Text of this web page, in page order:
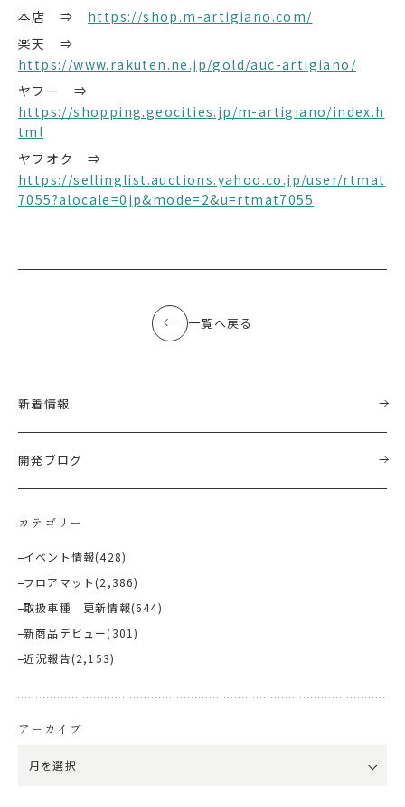
本店 ⇒ https://shop.m-artigiano.com/
楽天 ⇒
https://www.rakuten.ne.jp/gold/auc-artigiano/
ヤフー ⇒
https://shopping.geocities.jp/m-artigiano/index.h
tml
ヤフオク ⇒
https://sellinglist.auctions.yahoo.co.jp/user/rtmat
7055?alocale=0jp&mode=2&u=rtmat7055
一覧へ戻る
新着情報
開発ブログ
カテゴリー
イベント情報(428)
フロアマット (2,386)
取扱車種 更新情報(644)
新商品デビュー(301)
近況報告(2,153)
アーカイブ